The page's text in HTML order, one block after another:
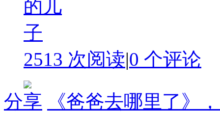
2513 次阅读|0 个评论
分享
《爸爸去哪里了》